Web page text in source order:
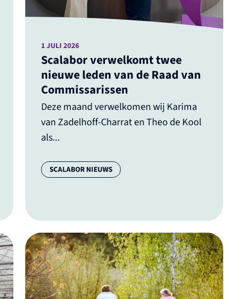
Scalabor verwelkomt twee
nieuwe leden van de Raad van
Commissarissen
Deze maand verwelkomen wij Karima
van Zadelhoff-Charrat en Theo de Kool
als...
1 JULI 2026
Categorie:
SCALABOR NIEUWS